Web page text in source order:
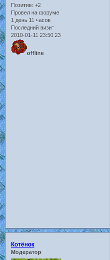
Позитив: +2
Провел на форуме:
1 день 11 часов
Последний визит:
2010-01-11 23:50:23
offline
Котёнок
Модератор